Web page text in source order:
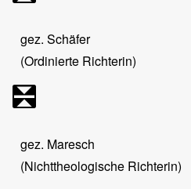
gez. Schäfer
(Ordinierte Richterin)
gez. Maresch
(Nichttheologische Richterin)